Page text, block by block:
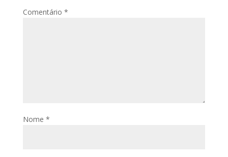
Comentário *
Nome *